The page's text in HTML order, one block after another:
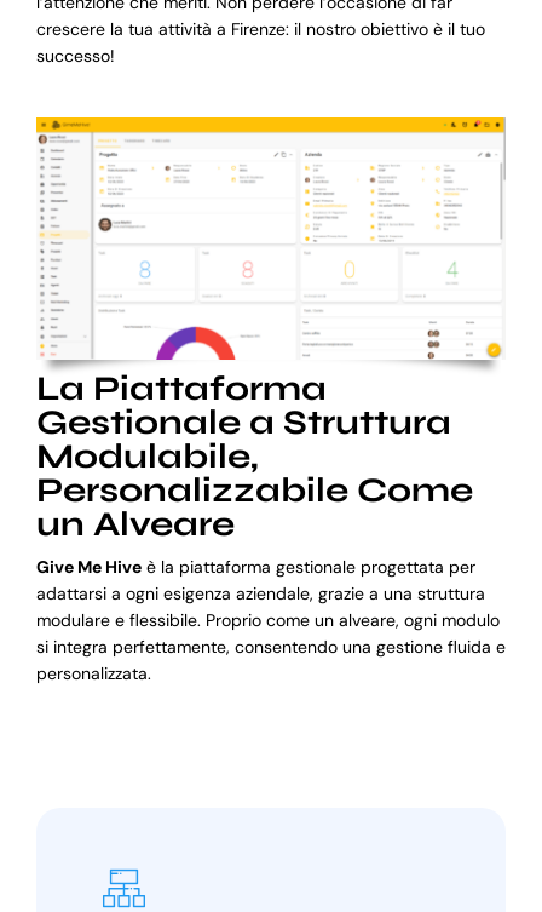
crescere la tua attività a Firenze: il nostro obiettivo è il tuo
successo!
La Piattaforma
Gestionale a Struttura
Modulabile,
Personalizzabile Come
un Alveare
Give Me Hiveè la piattaforma gestionale progettata per
adattarsi a ogni esigenza aziendale, grazie a una struttura
modulare e flessibile. Proprio come un alveare, ogni modulo
si integra perfettamente, consentendo una gestione fluida e
personalizzata.